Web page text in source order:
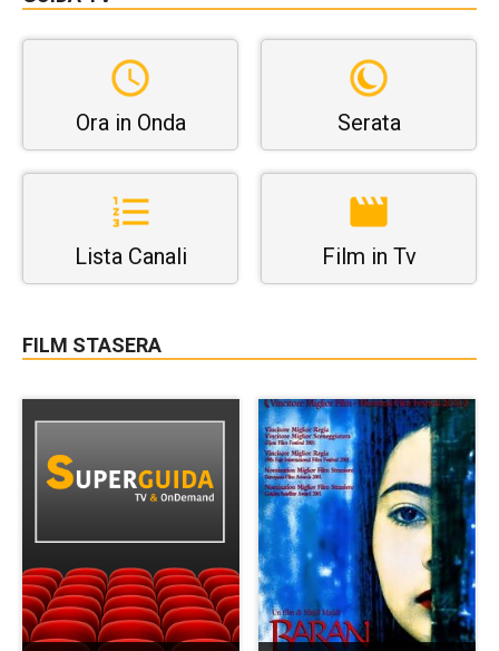
Ora in Onda Serata
Lista Canali Film in Tv
FILM STASERA